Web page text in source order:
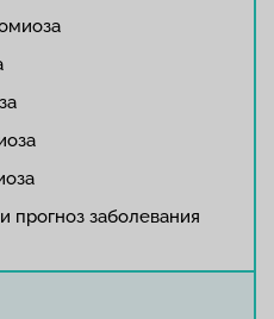
прогноз заболевания